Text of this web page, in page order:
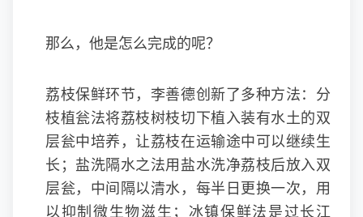
那么，他是怎么完成的呢？
荔枝保鲜环节，李善德创新了多种方法：分
枝植瓮法将荔枝树枝切下植入装有水土的双
层瓮中培养，让荔枝在运输途中可以继续生
长；盐洗隔水之法用盐水洗净荔枝后放入双
层瓮，中间隔以清水，每半日更换一次，用
以抑制微生物滋生；冰镇保鲜法是过长江